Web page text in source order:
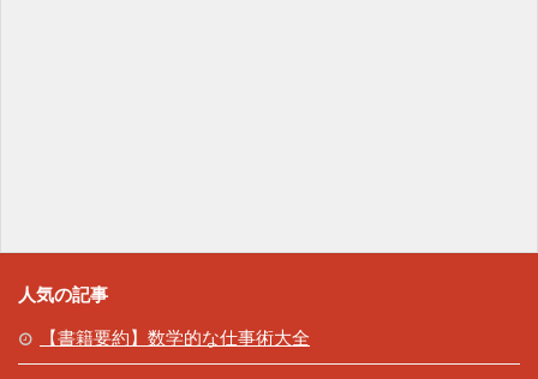
人気の記事
【書籍要約】数学的な仕事術大全